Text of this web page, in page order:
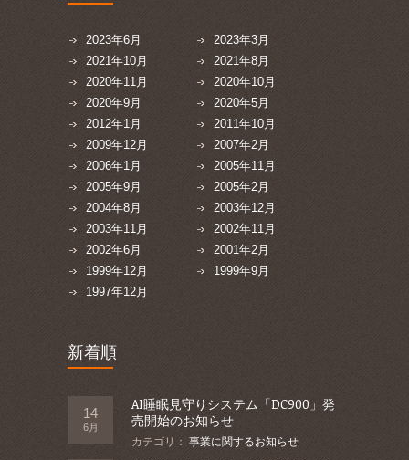
2023年6月
2023年3月
2021年10月
2021年8月
2020年11月
2020年10月
2020年9月
2020年5月
2012年1月
2011年10月
2009年12月
2007年2月
2006年1月
2005年11月
2005年9月
2005年2月
2004年8月
2003年12月
2003年11月
2002年11月
2002年6月
2001年2月
1999年12月
1999年9月
1997年12月
新着順
14
6月
AI睡眠見守りシステム「DC900」発
売開始のお知らせ
カテゴリ： 事業に関するお知らせ